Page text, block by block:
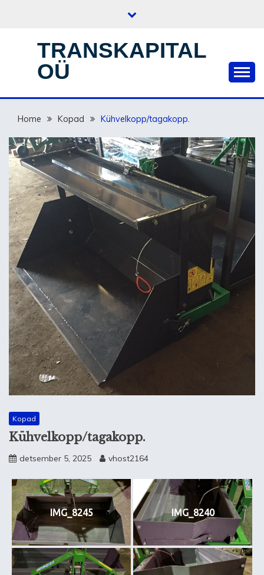
TRANSKAPITAL
OÜ
Home Kopad Kühvelkopp/tagakopp.
Kopad
Kühvelkopp/tagakopp.
detsember 5, 2025 vhost2164
IMG_8245 IMG_8240